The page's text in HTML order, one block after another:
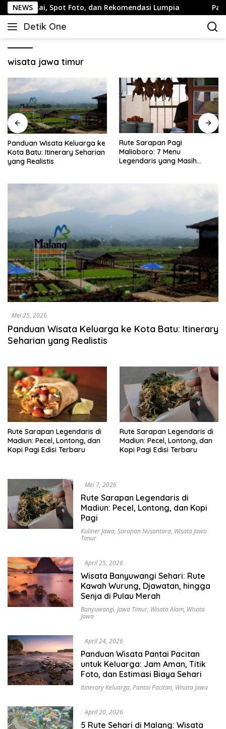
Langsung
ke
konten
NEWS
Spot Foto, dan Rekomendasi Lumpia Panduan
Detik One
Tajam
wisata jawa timur
Panduan Wisata Keluarga ke
Kota Batu: Itinerary Seharian
yang Realistis
Rute Sarapan Pagi
Malioboro: 7 Menu
Legendaris yang Masih
Mei 25, 2026
Panduan Wisata Keluarga ke Kota Batu: Itinerary
Seharian yang Realistis
Rute Sarapan Legendaris di
Madiun: Pecel, Lontong, dan
Kopi Pagi Edisi Terbaru
Rute Sarapan Legendaris di
Madiun: Pecel, Lontong, dan
Kopi Pagi Edisi Terbaru
Mei 7, 2026
Rute Sarapan Legendaris di
Madiun: Pecel, Lontong, dan Kopi
Pagi
Kuliner Jawa, Sarapan Nusantara, Wisata Jawa
Timur
April 25, 2026
Wisata Banyuwangi Sehari: Rute
Kawah Wurung, Djawatan, hingga
Senja di Pulau Merah
Banyuwangi, Jawa Timur, Wisata Alam, Wisata
Jawa
April 24, 2026
Panduan Wisata Pantai Pacitan
untuk Keluarga: Jam Aman, Titik
Foto, dan Estimasi Biaya Sehari
Itinerary Keluarga, Pantai Pacitan, Wisata Jawa
April 20, 2026
5 Rute Sehari di Malang: Wisata